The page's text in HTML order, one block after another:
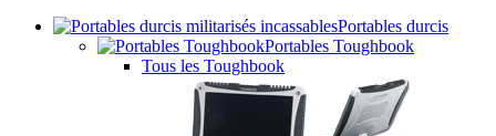
Portables durcis
Portables Toughbook
Tous les Toughbook